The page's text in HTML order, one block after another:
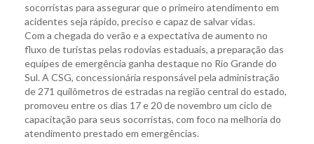
socorristas para assegurar que o primeiro atendimento em
acidentes seja rápido, preciso e capaz de salvar vidas.
Com a chegada do verão e a expectativa de aumento no
fluxo de turistas pelas rodovias estaduais, a preparação das
equipes de emergência ganha destaque no Rio Grande do
Sul. A CSG, concessionária responsável pela administração
de 271 quilômetros de estradas na região central do estado,
promoveu entre os dias 17 e 20 de novembro um ciclo de
capacitação para seus socorristas, com foco na melhoria do
atendimento prestado em emergências.